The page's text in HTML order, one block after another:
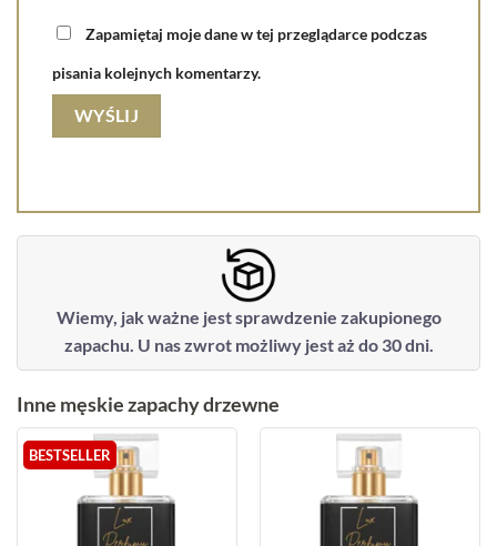
Zapamiętaj moje dane w tej przeglądarce podczas
pisania kolejnych komentarzy.
Wiemy, jak ważne jest sprawdzenie zakupionego
zapachu. U nas zwrot możliwy jest aż do 30 dni.
Inne męskie zapachy drzewne
BESTSELLER